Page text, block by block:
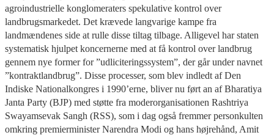
agroindustrielle konglomeraters spekulative kontrol over
landbrugsmarkedet. Det krævede langvarige kampe fra
landmændenes side at rulle disse tiltag tilbage. Alligevel har staten
systematisk hjulpet koncernerne med at få kontrol over landbrug
gennem nye former for ”udliciteringssystem”, der går under navnet
”kontraktlandbrug”. Disse processer, som blev indledt af Den
Indiske Nationalkongres i 1990’erne, bliver nu ført an af Bharatiya
Janta Party (BJP) med støtte fra moderorganisationen Rashtriya
Swayamsevak Sangh (RSS), som i dag også fremmer personkulten
omkring premierminister Narendra Modi og hans højrehånd, Amit